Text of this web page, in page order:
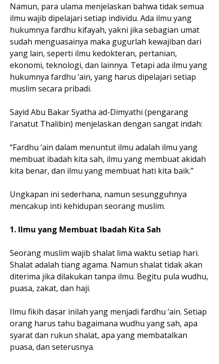
Namun, para ulama menjelaskan bahwa tidak semua
ilmu wajib dipelajari setiap individu. Ada ilmu yang
hukumnya fardhu kifayah, yakni jika sebagian umat
sudah menguasainya maka gugurlah kewajiban dari
yang lain, seperti ilmu kedokteran, pertanian,
ekonomi, teknologi, dan lainnya. Tetapi ada ilmu yang
hukumnya fardhu ‘ain, yang harus dipelajari setiap
muslim secara pribadi.
Sayid Abu Bakar Syatha ad-Dimyathi (pengarang
I’anatut Thalibin) menjelaskan dengan sangat indah:
“Fardhu ‘ain dalam menuntut ilmu adalah ilmu yang
membuat ibadah kita sah, ilmu yang membuat akidah
kita benar, dan ilmu yang membuat hati kita baik.”
Ungkapan ini sederhana, namun sesungguhnya
mencakup inti kehidupan seorang muslim.
1. Ilmu yang Membuat Ibadah Kita Sah
Seorang muslim wajib shalat lima waktu setiap hari.
Shalat adalah tiang agama. Namun shalat tidak akan
diterima jika dilakukan tanpa ilmu. Begitu pula wudhu,
puasa, zakat, dan haji.
Ilmu fikih dasar inilah yang menjadi fardhu ‘ain. Setiap
orang harus tahu bagaimana wudhu yang sah, apa
syarat dan rukun shalat, apa yang membatalkan
puasa, dan seterusnya.